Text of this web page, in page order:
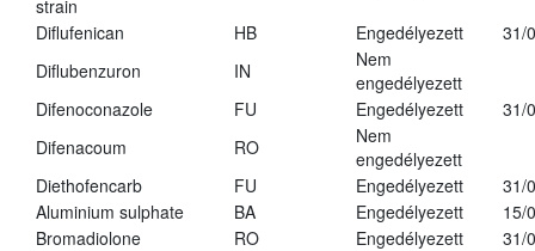
strain
Diflufenican HB Engedélyezett
31/
Diflubenzuron
IN
Nem
engedélyezett
Difenoconazole
FU Engedélyezett
31/
Difenacoum
RO
Nem
engedélyezett
Diethofencarb
FU Engedélyezett
31/
Aluminium sulphate
BA Engedélyezett
15/
Bromadiolone
RO Engedélyezett
31/